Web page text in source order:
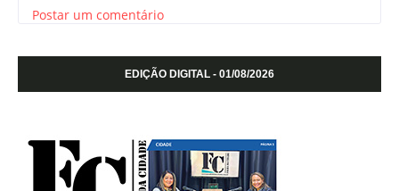
Postar um comentário
EDIÇÃO DIGITAL - 01/08/2026